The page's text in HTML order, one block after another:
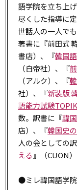
語学院を立ち上
尽くした指導に
世話人の一人でも
著書に『前田式
書店）、『韓国
（白帝社）、『
（アルク）、『
社）、『新装版
語能力試験
数。訳書に『韓
店）、『韓国史
人の会としての
える』（CUON）
●ミレ韓国語学